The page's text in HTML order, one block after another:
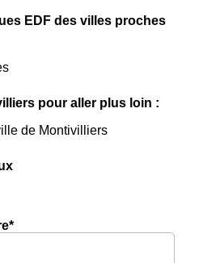
EDF des villes proches
pour aller plus loin :
de Montivilliers